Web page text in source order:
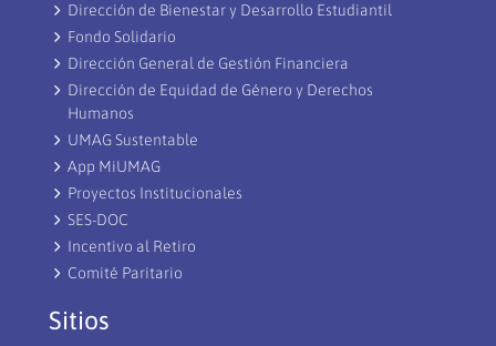
Dirección de Bienestar y Desarrollo Estudiantil
Fondo Solidario
Dirección General de Gestión Financiera
Dirección de Equidad de Género y Derechos
Humanos
UMAG Sustentable
App MiUMAG
Proyectos Institucionales
SES-DOC
Incentivo al Retiro
Comité Paritario
Sitios